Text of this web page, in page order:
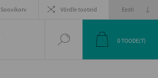
Soovikorv Võrdle tooteid
0TOODE(T)
EELMINEJÄRGMINE